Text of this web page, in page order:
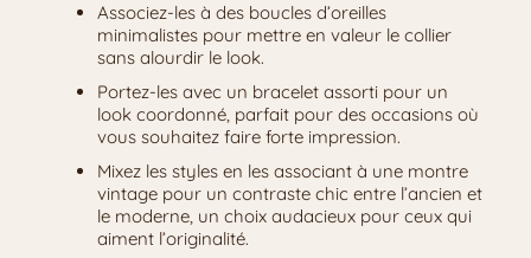
Associez-les à des boucles d’oreilles
minimalistes pour mettre en valeur le collier
sans alourdir le look.
Portez-les avec un bracelet assorti pour un
look coordonné, parfait pour des occasions où
vous souhaitez faire forte impression.
Mixez les styles en les associant à une montre
vintage pour un contraste chic entre l’ancien et
le moderne, un choix audacieux pour ceux qui
aiment l’originalité.